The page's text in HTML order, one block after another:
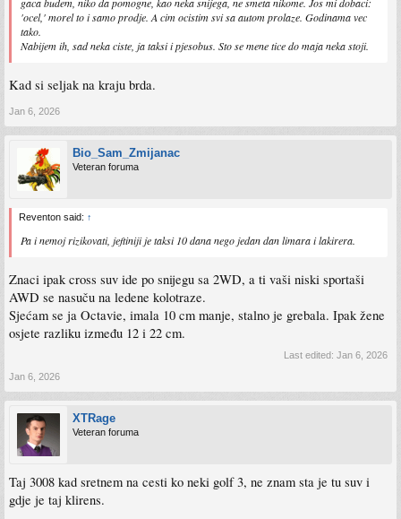
gaca budem, niko da pomogne, kao neka snijega, ne smeta nikome. Jos mi dobaci:
'ocel,' morel to i samo prodje. A cim ocistim svi sa autom prolaze. Godinama vec
tako.
Nabijem ih, sad neka ciste, ja taksi i pjesobus. Sto se mene tice do maja neka stoji.
Kad si seljak na kraju brda.
Jan 6, 2026
Bio_Sam_Zmijanac
Veteran foruma
Reventon said: ↑
Pa i nemoj rizikovati, jeftiniji je taksi 10 dana nego jedan dan limara i lakirera.
Znaci ipak cross suv ide po snijegu sa 2WD, a ti vaši niski sportaši
AWD se nasuču na ledene kolotraze.
Sjećam se ja Octavie, imala 10 cm manje, stalno je grebala. Ipak žene
osjete razliku između 12 i 22 cm.
Last edited: Jan 6, 2026
Jan 6, 2026
XTRage
Veteran foruma
Taj 3008 kad sretnem na cesti ko neki golf 3, ne znam sta je tu suv i
gdje je taj klirens.